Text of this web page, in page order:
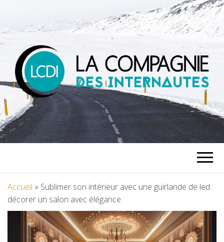
LA
COMPAGNIE
DES
INTERNAUTES
Accueil » Sublimer son intérieur avec une guirlande de led :
décorer un salon avec élégance